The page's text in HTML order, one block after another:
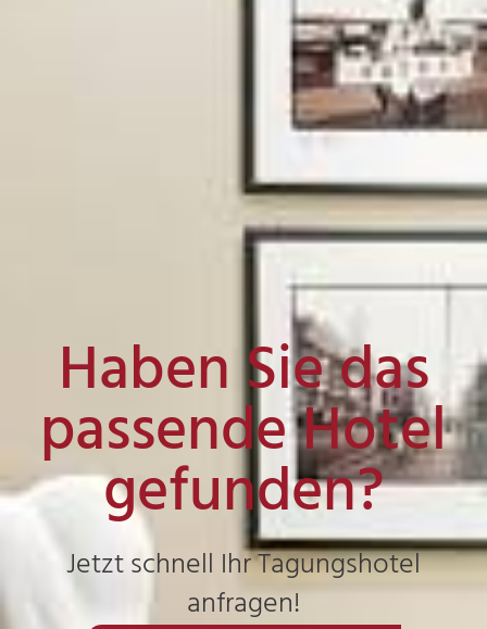
Haben Sie das
passende Hotel
gefunden?
Jetzt schnell Ihr Tagungshotel
anfragen!